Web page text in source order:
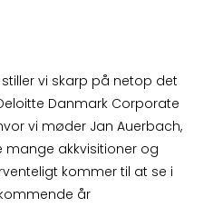
vi skarp på netop det
Danmark Corporate
vi møder Jan Auerbach,
akkvisitioner og
kommer til at se i
år